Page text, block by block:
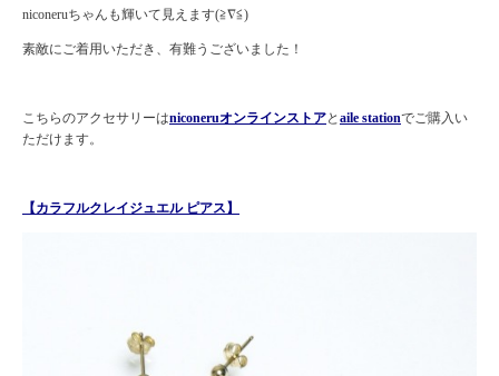
niconeruちゃんも輝いて見えます(≧∇≦)
素敵にご着用いただき、有難うございました！
こちらのアクセサリーはniconeruオンラインストアと aile stationでご購入い
ただけます。
【カラフルクレイジュエル ピアス】